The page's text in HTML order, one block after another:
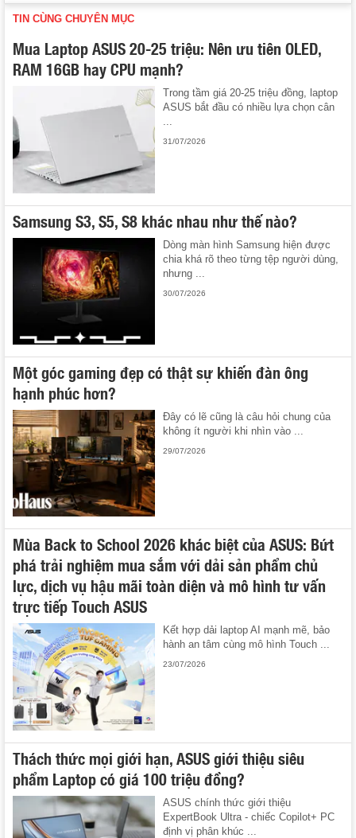
TIN CÙNG CHUYÊN MỤC
Mua Laptop ASUS 20-25 triệu: Nên ưu tiên OLED,
RAM 16GB hay CPU mạnh?
Trong tầm giá 20-25 triệu đồng, laptop
ASUS bắt đầu có nhiều lựa chọn cân
...
31/07/2026
Samsung S3, S5, S8 khác nhau như thế nào?
Dòng màn hình Samsung hiện được
chia khá rõ theo từng tệp người dùng,
nhưng ...
30/07/2026
Một góc gaming đẹp có thật sự khiến đàn ông
hạnh phúc hơn?
Đây có lẽ cũng là câu hỏi chung của
không ít người khi nhìn vào ...
29/07/2026
Mùa Back to School 2026 khác biệt của ASUS: Bứt
phá trải nghiệm mua sắm với dải sản phẩm chủ
lực, dịch vụ hậu mãi toàn diện và mô hình tư vấn
trực tiếp Touch ASUS
Kết hợp dải laptop AI mạnh mẽ, bảo
hành an tâm cùng mô hình Touch ...
23/07/2026
Thách thức mọi giới hạn, ASUS giới thiệu siêu
phẩm Laptop có giá 100 triệu đồng?
ASUS chính thức giới thiệu
ExpertBook Ultra - chiếc Copilot+ PC
định vị phân khúc ...